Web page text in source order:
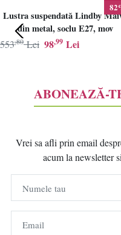
Lustra suspendată Lindby
din metal, soclu E27, mov
98,99 Lei
553,80 Lei
ABONEAZĂ-
Vrei sa afli prin email
acum la newsletter
Numele tau
Email